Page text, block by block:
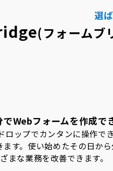
選
(フォームブ
Webフォームを作成で
ップでカンタンに操作で
す。使い始めたその日か
まな業務を改善できます。